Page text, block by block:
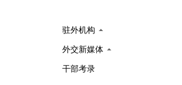
驻外机构
外交新媒体
干部考录